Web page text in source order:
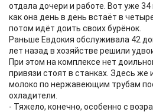
отдала дочери и работе. Вот уже
как она день в день встаёт в
потом идёт доить своих бурёнок.
Раньше Евдокия обслуживала 42
лет назад в хозяйстве решили
При этом на комплексе нет
привязи стоят в станках. Здесь же
молоко по нержавеющим трубам
охладители.
- Тяжело, конечно, особенно с